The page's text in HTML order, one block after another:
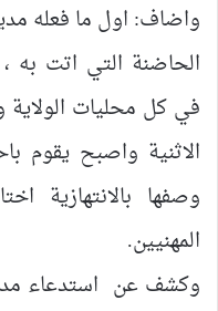
واضاف: اول ما فعله
الحاضنة التي اتت
في كل محليات
الاثنية واصبح يقوم
وصفها بالانتهازية
المهنيين.
وكشف عن استدعاء